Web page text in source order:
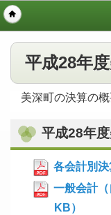
平成28年
美深町の決算の概
平成28年
各会計別決
一般会計
KB）